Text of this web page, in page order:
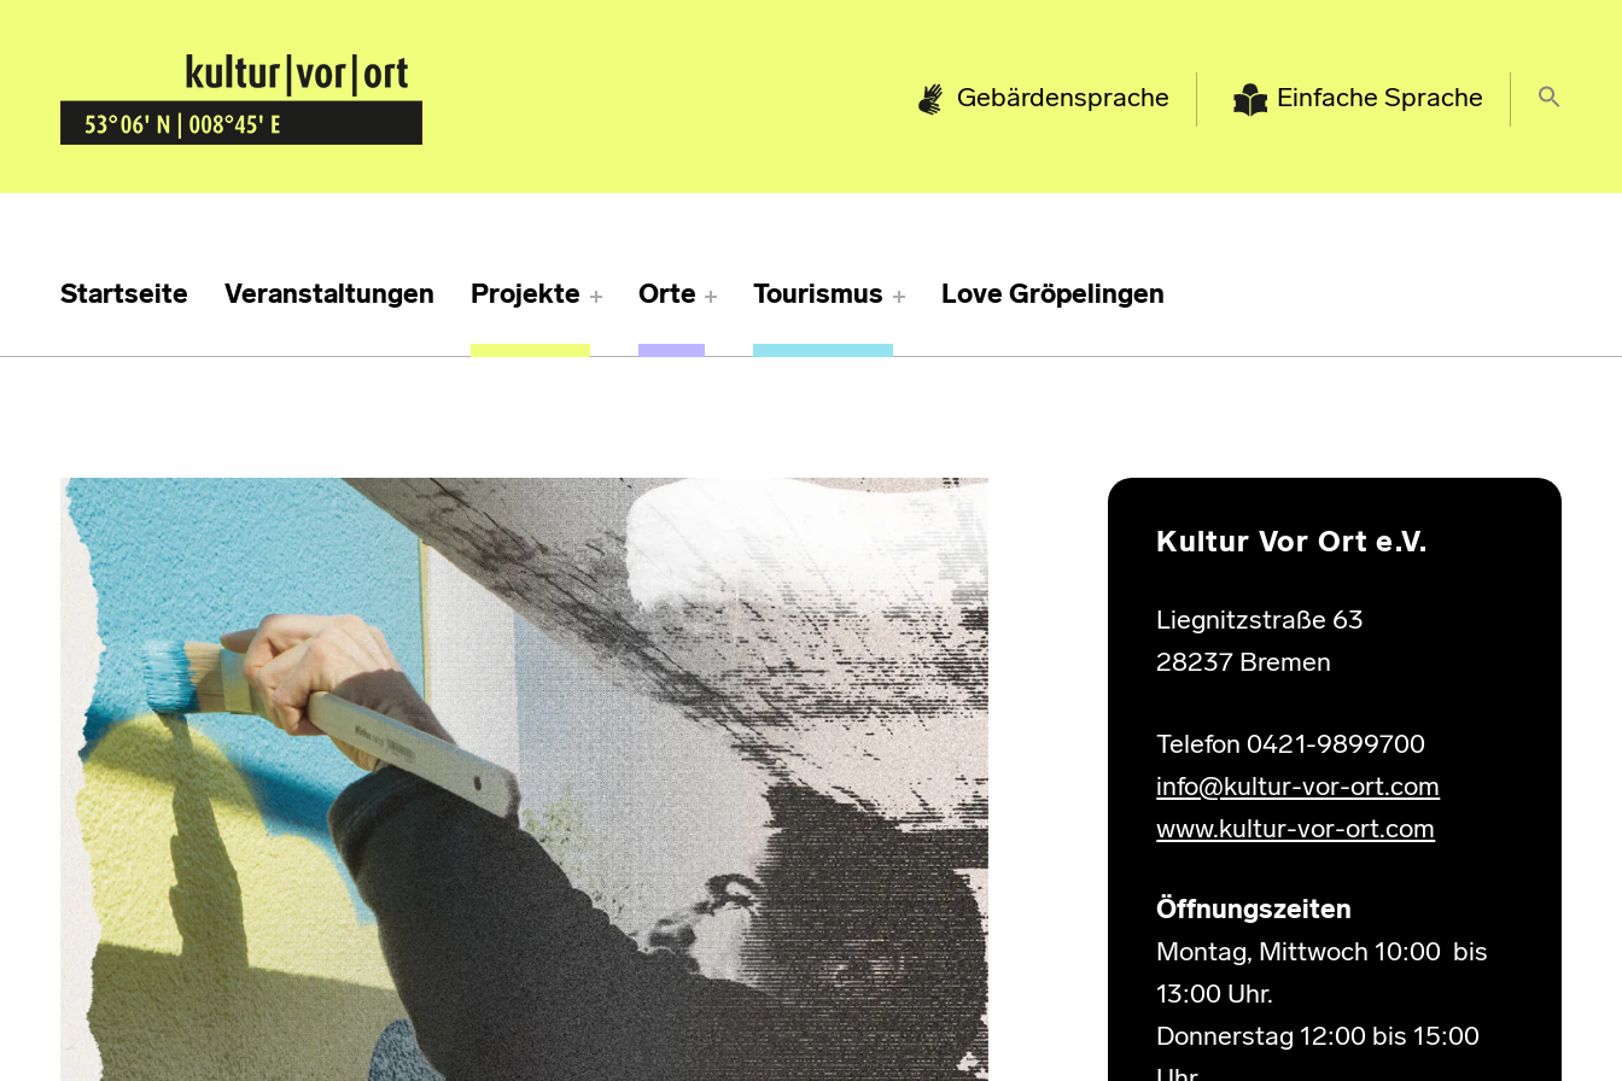
Kultur Vor Ort
BREMEN GRÖPELINGEN Gebärdensprache Einfache Sprache
Startseite Veranstaltungen Projekte Orte Tourismus Love Gröpelingen
Kultur Vor Ort e.V.
Liegnitzstraße 63
28237 Bremen
Telefon 0421-9899700
info@kultur-vor-ort.com
www.kultur-vor-ort.com
Öffnungszeiten
Montag, Mittwoch 10:00 bis
13:00 Uhr.
Donnerstag 12:00 bis 15:00